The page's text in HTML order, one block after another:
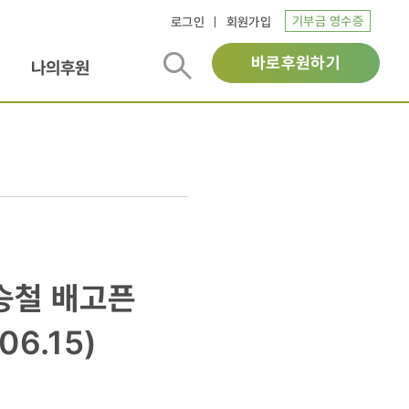
로그인 회원가입 기부금 영수증
나의후원 바로후원하기
배고픈